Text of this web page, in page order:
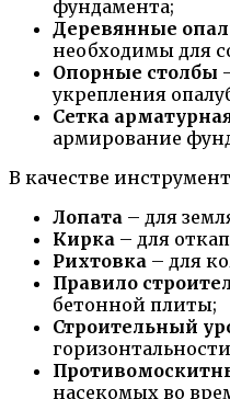
фундамента;
Деревянные
необходимы для
Опорные столбы
укрепления
Сетка
армирование
В качестве
Лопата – для
Кирка – для
Рихтовка – для
Правило
бетонной плиты;
Строительный
насекомых во